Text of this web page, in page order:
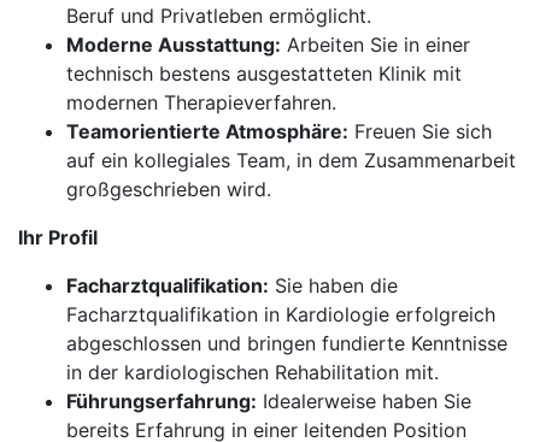
Beruf und Privatleben ermöglicht.
Moderne Ausstattung: Arbeiten Sie in einer
technisch bestens ausgestatteten Klinik mit
modernen Therapieverfahren.
Teamorientierte Atmosphäre: Freuen Sie sich
auf ein kollegiales Team, in dem Zusammenarbeit
großgeschrieben wird.
Ihr Profil
Facharztqualifikation: Sie haben die
Facharztqualifikation in Kardiologie erfolgreich
abgeschlossen und bringen fundierte Kenntnisse
in der kardiologischen Rehabilitation mit.
Führungserfahrung: Idealerweise haben Sie
bereits Erfahrung in einer leitenden Position